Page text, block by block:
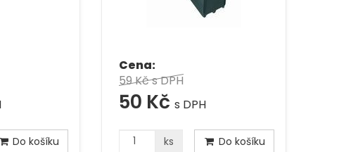
Do košíku
Cena:
59 Kčs DPH
50 Kčs DPH
ks Do košíku